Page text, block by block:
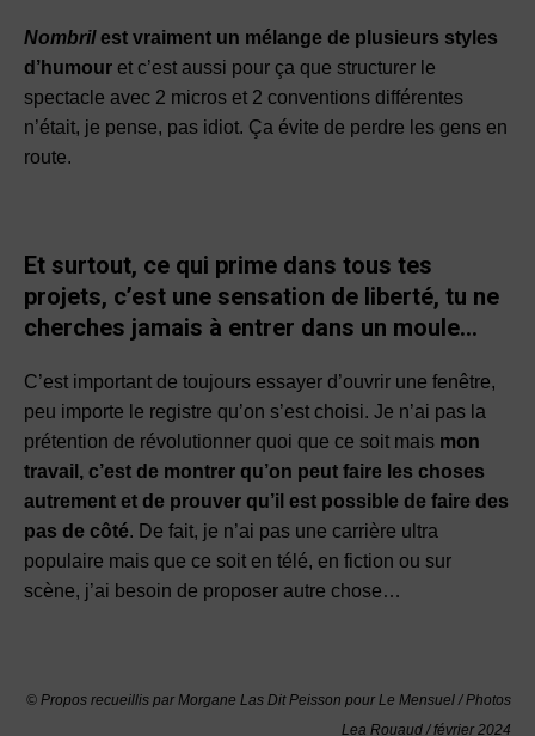
Nombril est vraiment un mélange de plusieurs styles
d’humour et c’est aussi pour ça que structurer le
spectacle avec 2 micros et 2 conventions différentes
n’était, je pense, pas idiot. Ça évite de perdre les gens en
route.
Et surtout, ce qui prime dans tous tes
projets, c’est une sensation de liberté, tu ne
cherches jamais à entrer dans un moule…
C’est important de toujours essayer d’ouvrir une fenêtre,
peu importe le registre qu’on s’est choisi. Je n’ai pas la
prétention de révolutionner quoi que ce soit mais mon
travail, c’est de montrer qu’on peut faire les choses
autrement et de prouver qu’il est possible de faire des
pas de côté. De fait, je n’ai pas une carrière ultra
populaire mais que ce soit en télé, en fiction ou sur
scène, j’ai besoin de proposer autre chose…
© Propos recueillis par Morgane Las Dit Peisson pour Le Mensuel / Photos
Lea Rouaud/ février 2024